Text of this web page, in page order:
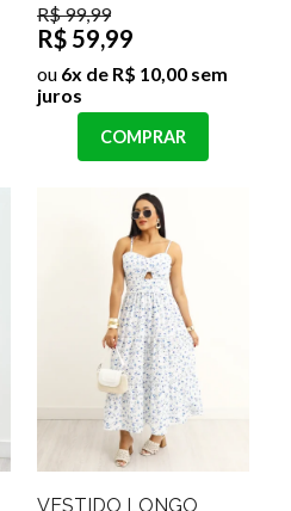
R$ 99,99
R$ 59,99
ou 6x de R$ 10,00 sem
juros
COMPRAR
VESTIDO LONGO